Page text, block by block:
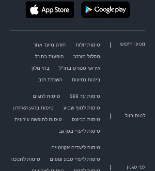
מנועי חיפוש | טיסות זולות חזרה מיעד אחר
מסלול מורכב הופעות בחו"ל
אירועי ספורט בחו"ל בתי מלון
ביטוח נסיעות השכרת רכב
לטוס בזול |
טיסות עד $99 טיסות לחגים
טיסות לסוף שבוע טיסות ברגע האחרון
טיסות בביזנס טיסות לחופשה עירונית
טיסות ליעדי בטן גב
לפי סגנון |
טיסות ליעדים אקזוטיים
טיסות ליעדי טבע ונופים טיסות לחנוכה